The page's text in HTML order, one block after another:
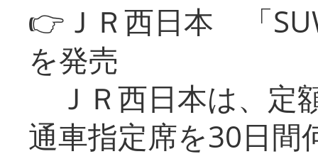
👉ＪＲ西日本 「
を発売
ＪＲ西日本は、定
通車指定席を30日間